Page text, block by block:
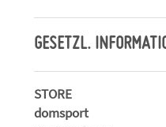
GESETZL.
STORE
domsport